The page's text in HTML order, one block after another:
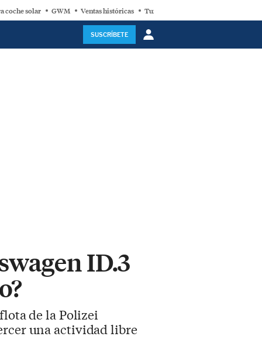
coche solar GWM Ventas históricas Turbina eólica
SUSCRÍBETE
ID.3
de la Polizei
una actividad libre